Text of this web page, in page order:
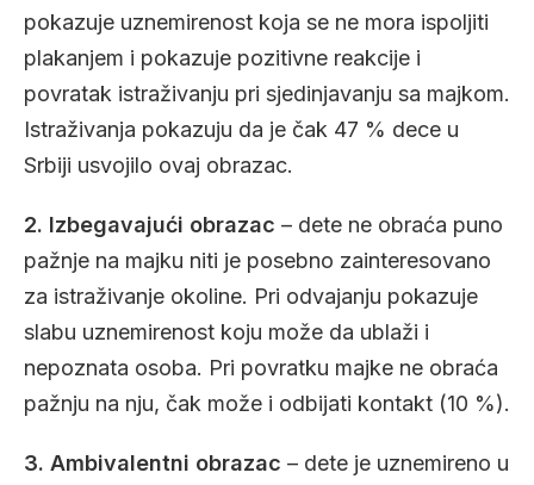
pokazuje uznemirenost koja se ne mora ispoljiti
plakanjem i pokazuje pozitivne reakcije i
povratak istraživanju pri sjedinjavanju sa majkom.
Istraživanja pokazuju da je čak 47 % dece u
Srbiji usvojilo ovaj obrazac.
2. Izbegavajući obrazac – dete ne obraća puno
pažnje na majku niti je posebno zainteresovano
za istraživanje okoline. Pri odvajanju pokazuje
slabu uznemirenost koju može da ublaži i
nepoznata osoba. Pri povratku majke ne obraća
pažnju na nju, čak može i odbijati kontakt (10 %).
3. Ambivalentni obrazac – dete je uznemireno u